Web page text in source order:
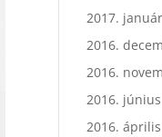
2017. január
2016.
2016.
2016. június
2016. április